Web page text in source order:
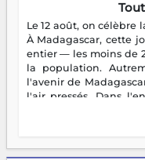
Le 12 août, on célèbre
À Madagascar, cette
entier — les moins de
la population.
l'avenir de
l'air pressés. Dans
plus nombreux à se
sans filet, souvent
dorment vraiment la